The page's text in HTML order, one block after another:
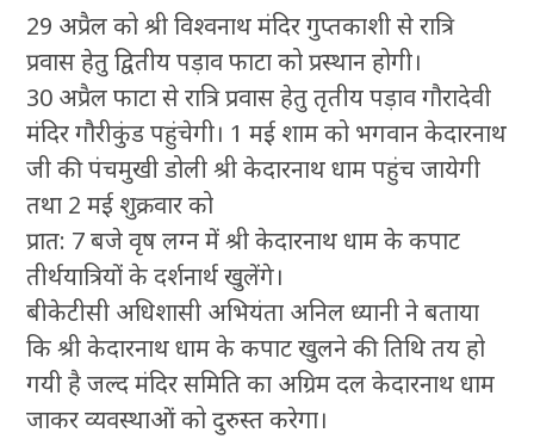
29 अप्रैल को श्री विश्वनाथ मंदिर गुप्तकाशी से रात्रि
प्रवास हेतु द्वितीय पड़ाव फाटा को प्रस्थान होगी।
30 अप्रैल फाटा से रात्रि प्रवास हेतु तृतीय पड़ाव गौरादेवी
मंदिर गौरीकुंड पहुंचेगी। 1 मई शाम को भगवान केदारनाथ
जी की पंचमुखी डोली श्री केदारनाथ धाम पहुंच जायेगी
तथा 2 मई शुक्रवार को
प्रात: 7 बजे वृष लग्न में श्री केदारनाथ धाम के कपाट
तीर्थयात्रियों के दर्शनार्थ खुलेंगे।
बीकेटीसी अधिशासी अभियंता अनिल ध्यानी ने बताया
कि श्री केदारनाथ धाम के कपाट खुलने की तिथि तय हो
गयी है जल्द मंदिर समिति का अग्रिम दल केदारनाथ धाम
जाकर व्यवस्थाओं को दुरुस्त करेगा।